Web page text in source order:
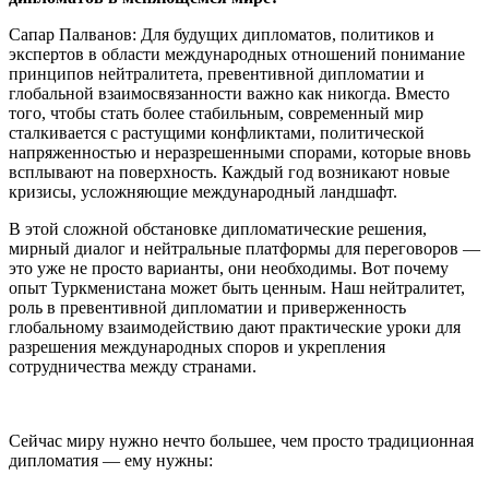
Сапар Палванов: Для будущих дипломатов, политиков и
экспертов в области международных отношений понимание
принципов нейтралитета, превентивной дипломатии и
глобальной взаимосвязанности важно как никогда. Вместо
того, чтобы стать более стабильным, современный мир
сталкивается с растущими конфликтами, политической
напряженностью и неразрешенными спорами, которые вновь
всплывают на поверхность. Каждый год возникают новые
кризисы, усложняющие международный ландшафт.
В этой сложной обстановке дипломатические решения,
мирный диалог и нейтральные платформы для переговоров —
это уже не просто варианты, они необходимы. Вот почему
опыт Туркменистана может быть ценным. Наш нейтралитет,
роль в превентивной дипломатии и приверженность
глобальному взаимодействию дают практические уроки для
разрешения международных споров и укрепления
сотрудничества между странами.
Сейчас миру нужно нечто большее, чем просто традиционная
дипломатия — ему нужны: